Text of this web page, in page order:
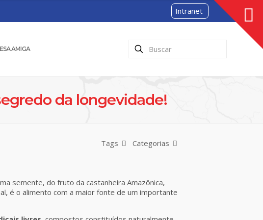
Intranet
AMIGA
da longevidade!
Categorias
Tags
semente, do fruto da castanheira Amazônica,
é o alimento com a maior fonte de um importante